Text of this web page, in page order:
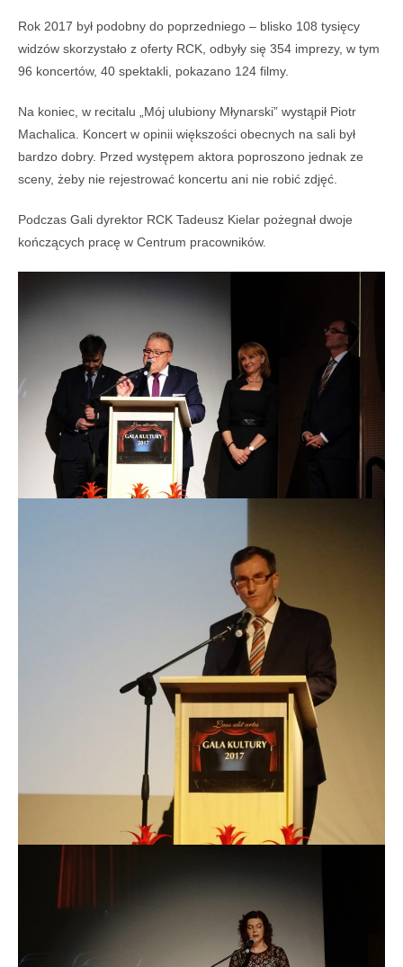
Rok 2017 był podobny do poprzedniego – blisko 108 tysięcy
widzów skorzystało z oferty RCK, odbyły się 354 imprezy, w tym
96 koncertów, 40 spektakli, pokazano 124 filmy.
Na koniec, w recitalu „Mój ulubiony Młynarski” wystąpił Piotr
Machalica. Koncert w opinii większości obecnych na sali był
bardzo dobry. Przed występem aktora poproszono jednak ze
sceny, żeby nie rejestrować koncertu ani nie robić zdjęć.
Podczas Gali dyrektor RCK Tadeusz Kielar pożegnał dwoje
kończących pracę w Centrum pracowników.